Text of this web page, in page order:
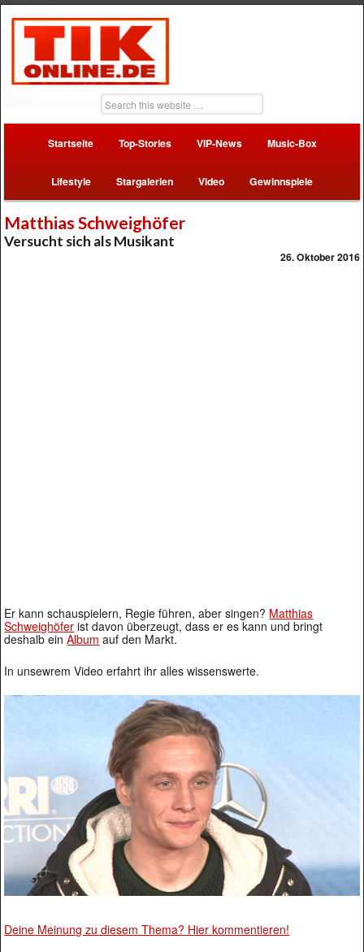
Startseite Top-Stories VIP-News Music-Box
Lifestyle Stargalerien Video Gewinnspiele
Matthias Schweighöfer
Versucht sich als Musikant
26. Oktober 2016
Er kann schauspielern, Regie führen, aber singen? Matthias
Schweighöfer ist davon überzeugt, dass er es kann und bringt
deshalb einAlbum auf den Markt.
In unsewrem Video erfahrt ihr alles wissenswerte.
Deine Meinung zu diesem Thema? Hier kommentieren!